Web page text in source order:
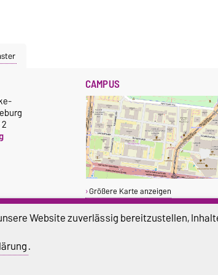
CAMPUS
Größere Karte anzeigen
Website zuverlässig bereitzustellen,
.